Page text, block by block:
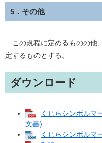
5．その他
この規程に定めるものの他
定するものとする。
ダウンロード
くじらシンボルマ
文書)
くじらシンボルマ